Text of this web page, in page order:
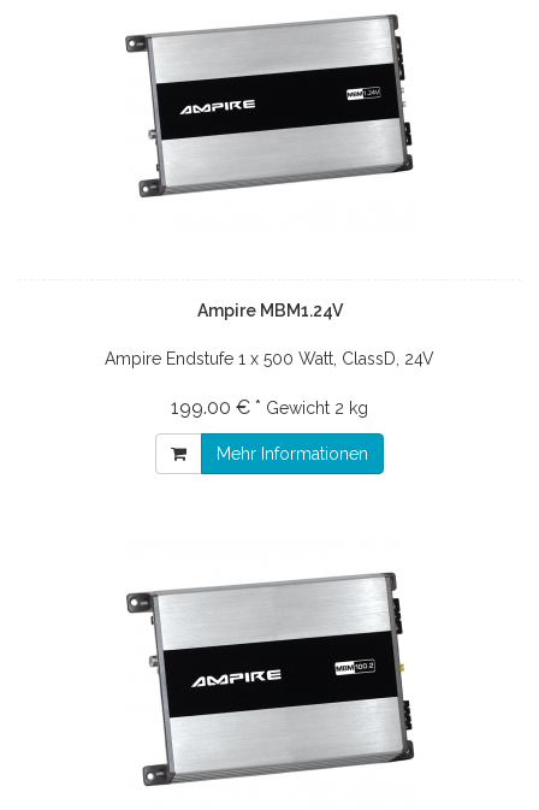
Ampire MBM1.24V
Ampire Endstufe 1 x 500 Watt, ClassD, 24V
199.00 € * Gewicht 2 kg
Mehr Informationen